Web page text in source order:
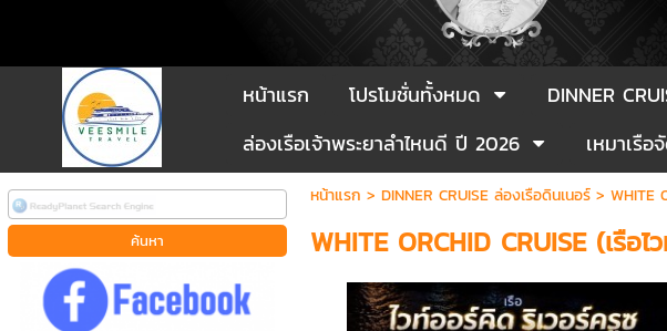
หน้าแรก โปรโมชั่นทั้งหมด DINNER
ล่องเรือเจ้าพระยาลำไหนดี ปี 2026
เหมาเรือ
หน้าแรก > DINNER CRUISE ล่องเรือดินเนอร์> WHITE
WHITE ORCHID CRUISE (เรื